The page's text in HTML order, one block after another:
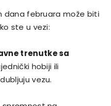
dana februara može biti
ste u vezi:
trenutke sa
hobiji ili
vezu.